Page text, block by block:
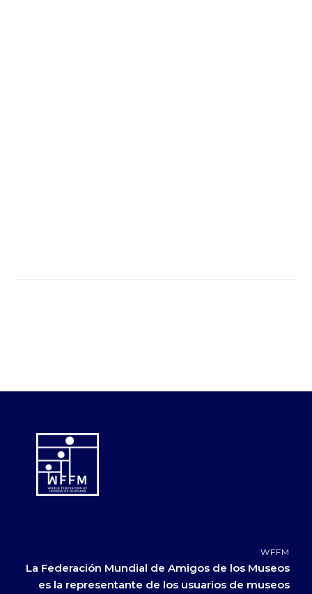
WFFM
La Federación Mundial de Amigos de los Museos
es la representante de los usuarios de museos